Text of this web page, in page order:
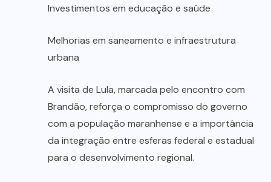
Investimentos em educação e saúde
Melhorias em saneamento e infraestrutura
urbana
A visita de Lula, marcada pelo encontro com
Brandão, reforça o compromisso do governo
com a população maranhense e a importância
da integração entre esferas federal e estadual
para o desenvolvimento regional.